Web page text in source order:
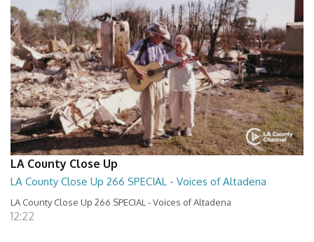
LA County Close Up
LA County Close Up 266 SPECIAL - Voices of Altadena
LA County Close Up 266 SPECIAL - Voices of Altadena
12:22